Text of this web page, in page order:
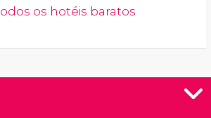
os hotéis baratos